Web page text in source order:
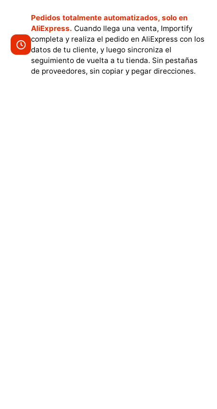
Pedidos totalmente automatizados, solo en
AliExpress. Cuando llega una venta, Importify
completa y realiza el pedido en AliExpress con los
datos de tu cliente, y luego sincroniza el
seguimiento de vuelta a tu tienda. Sin pestañas
de proveedores, sin copiar y pegar direcciones.